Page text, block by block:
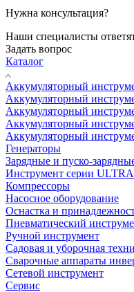
Нужна консультация?
Наши специалисты
Задать вопрос
Каталог
Аккумуляторный
Аккумуляторный
Аккумуляторный
Аккумуляторный
Аккумуляторный
Генераторы
Зарядные и пуско-
Инструмент серии ULTRA
Компрессоры
Насосное оборудование
Оснастка и
Пневматический
Ручной инструмент
Садовая и уборочная
Сварочные аппараты
Сетевой инструмент
Сервис